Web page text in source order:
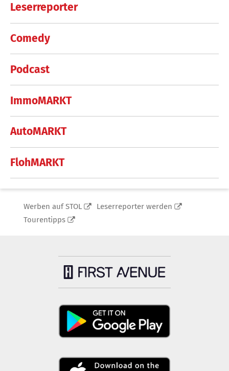
Leserreporter
Comedy
Podcast
ImmoMARKT
AutoMARKT
FlohMARKT
Werben auf STOL
Leserreporter werden
Tourentipps